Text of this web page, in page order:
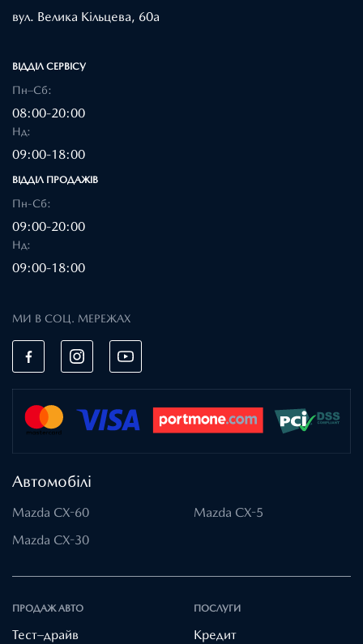
вул. Велика Кільцева, 60а
ВІДДІЛ CЕРВІСУ
Пн–Сб:
08:00-20:00
Нд:
09:00-18:00
ВІДДІЛ ПРОДАЖІВ
Пн-Сб:
09:00-20:00
Нд:
09:00-18:00
МИ В СОЦ. МЕРЕЖАХ
Автомобілі
Mazda CX-60
Mazda CX-5
Mazda CX-30
ПРОДАЖ АВТО
Тест–драйв
ПОСЛУГИ
Кредит